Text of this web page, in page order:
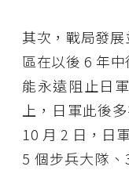
其次，戰局發
區在以後 6 年
能永遠阻止日
上，日軍此後
10 月 2 日，日
5 個步兵大隊